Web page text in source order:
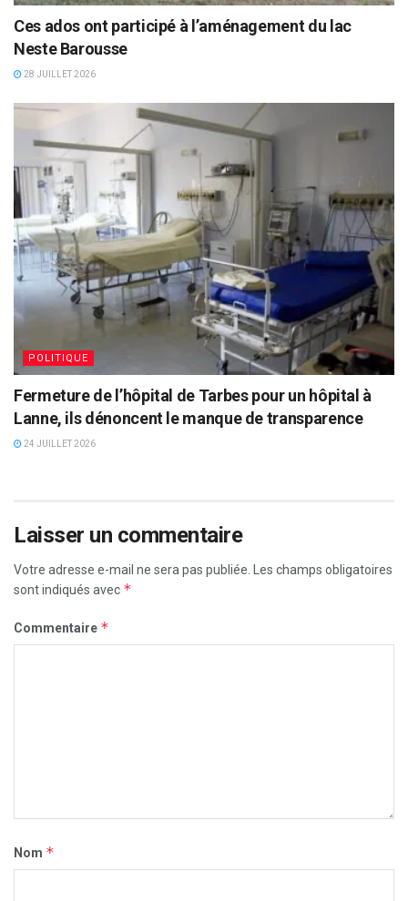
Ces ados ont participé à l’aménagement du lac
Neste Barousse
28 JUILLET 2026
POLITIQUE
Fermeture de l’hôpital de Tarbes pour un hôpital à
Lanne, ils dénoncent le manque de transparence
24 JUILLET 2026
Laisser un commentaire
Votre adresse e-mail ne sera pas publiée.
Les champs obligatoires
sont indiqués avec *
Commentaire *
Nom *